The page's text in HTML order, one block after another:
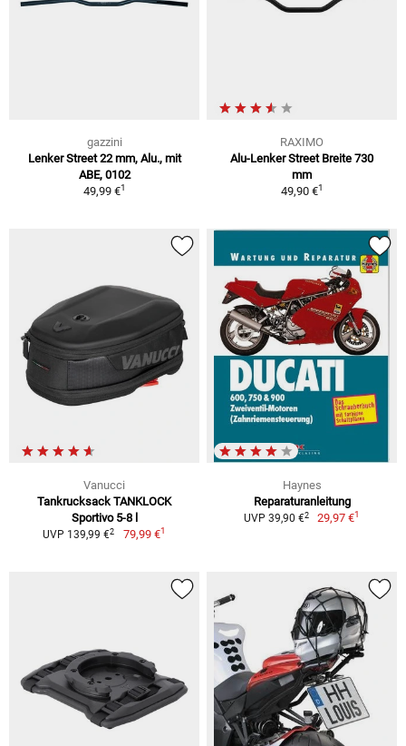
gazzini
Lenker Street 22 mm, Alu., mit
ABE, 0102
49,99 €1
RAXIMO
Alu-Lenker Street Breite 730
mm
49,90 €1
Vanucci
Tankrucksack TANKLOCK
Sportivo 5-8 l
UVP 139,99 €2 79,99 €1
Haynes
Reparaturanleitung
UVP 39,90 €2 29,97 €1